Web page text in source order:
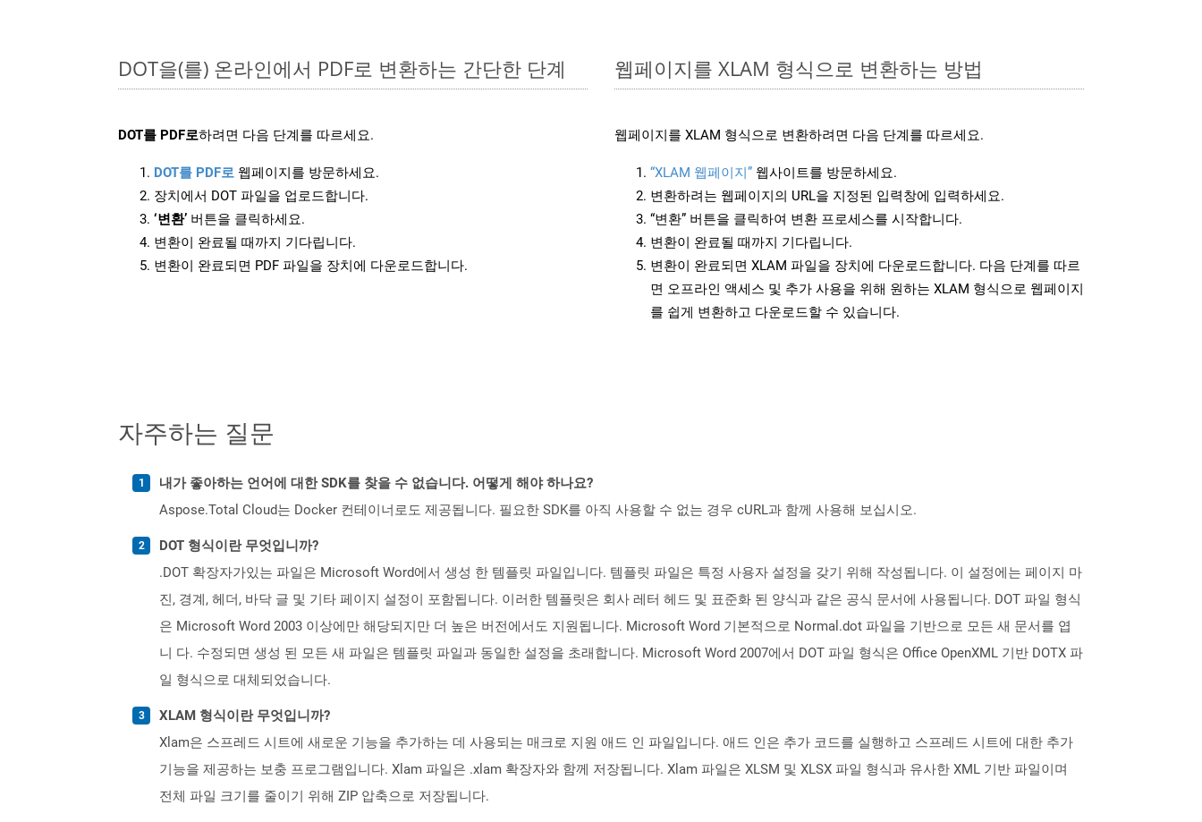
DOT을(를) 온라인에서 PDF로 변환하는 간단한 단계
DOT를 PDF로하려면 다음 단계를 따르세요.
DOT를 PDF로 웹페이지를 방문하세요.
장치에서 DOT 파일을 업로드합니다.
‘변환’ 버튼을 클릭하세요.
변환이 완료될 때까지 기다립니다.
변환이 완료되면 PDF 파일을 장치에 다운로드합니다.
웹페이지를 XLAM 형식으로 변환하는 방법
웹페이지를 XLAM 형식으로 변환하려면 다음 단계를 따르세요.
“XLAM 웹페이지” 웹사이트를 방문하세요.
변환하려는 웹페이지의 URL을 지정된 입력창에 입력하세요.
“변환” 버튼을 클릭하여 변환 프로세스를 시작합니다.
변환이 완료될 때까지 기다립니다.
변환이 완료되면 XLAM 파일을 장치에 다운로드합니다. 다음 단계를 따르
면 오프라인 액세스 및 추가 사용을 위해 원하는 XLAM 형식으로 웹페이지
를 쉽게 변환하고 다운로드할 수 있습니다.
자주하는 질문
내가 좋아하는 언어에 대한 SDK를 찾을 수 없습니다. 어떻게 해야 하나요?
Aspose.Total Cloud는 Docker 컨테이너로도 제공됩니다. 필요한 SDK를 아직 사용할 수 없는 경우 cURL과 함께 사용해 보십시오.
DOT 형식이란 무엇입니까?
.DOT 확장자가있는 파일은 Microsoft Word에서 생성 한 템플릿 파일입니다. 템플릿 파일은 특정 사용자 설정을 갖기 위해 작성됩니다. 이 설정에는 페이지 마
진, 경계, 헤더, 바닥 글 및 기타 페이지 설정이 포함됩니다. 이러한 템플릿은 회사 레터 헤드 및 표준화 된 양식과 같은 공식 문서에 사용됩니다. DOT 파일 형식
은 Microsoft Word 2003 이상에만 해당되지만 더 높은 버전에서도 지원됩니다. Microsoft Word 기본적으로 Normal.dot 파일을 기반으로 모든 새 문서를 엽
니 다. 수정되면 생성 된 모든 새 파일은 템플릿 파일과 동일한 설정을 초래합니다. Microsoft Word 2007에서 DOT 파일 형식은 Office OpenXML 기반 DOTX 파
일 형식으로 대체되었습니다.
XLAM 형식이란 무엇입니까?
Xlam은 스프레드 시트에 새로운 기능을 추가하는 데 사용되는 매크로 지원 애드 인 파일입니다. 애드 인은 추가 코드를 실행하고 스프레드 시트에 대한 추가
기능을 제공하는 보충 프로그램입니다. Xlam 파일은 .xlam 확장자와 함께 저장됩니다. Xlam 파일은 XLSM 및 XLSX 파일 형식과 유사한 XML 기반 파일이며
전체 파일 크기를 줄이기 위해 ZIP 압축으로 저장됩니다.